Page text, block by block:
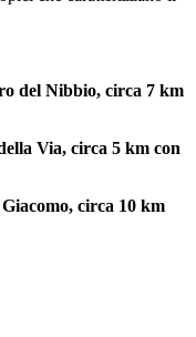
del Nibbio, circa 7 km
Via, circa 5 km con
circa 10 km